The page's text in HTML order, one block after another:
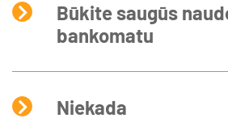
Būkite saugūs
bankomatu
Niekada